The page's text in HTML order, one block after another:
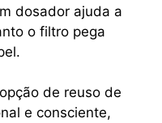
dosador ajuda a
o filtro pega
de reuso de
e consciente,